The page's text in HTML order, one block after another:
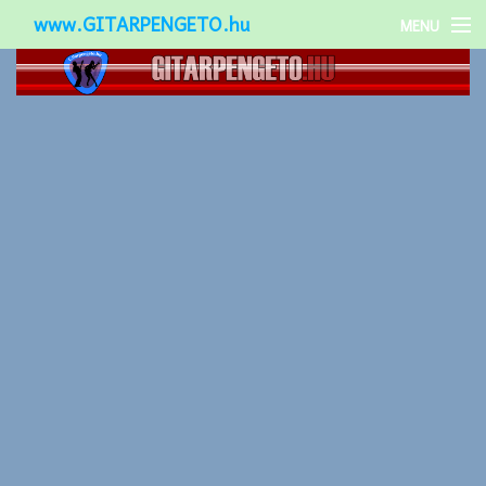
www.GITARPENGETO.hu MENU
Népszerű-